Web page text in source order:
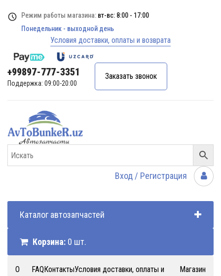
Режим работы магазина: вт-вс: 8:00 - 17:00
Понедельник - выходной день
Условия доставки, оплаты и возврата
+99897-777-3351
Поддержка: 09:00-20:00
Заказать звонок
Вход / Регистрация
Каталог автозапчастей
Корзина: 0 шт.
О
FAQКонтактыУсловия доставки, оплаты и
Магазин